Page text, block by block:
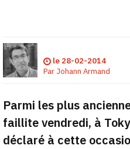
le 28-02-2014
Par Johann Armand
Parmi les plus
faillite vendredi, à
déclaré à cette